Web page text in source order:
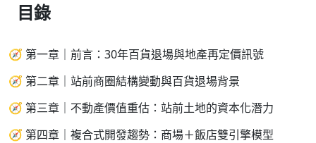
目錄
🧭 第一章｜前言：30年百貨退場與地產再定價訊號
🧭 第二章｜站前商圈結構變動與百貨退場背景
🧭 第三章｜不動產價值重估：站前土地的資本化潛力
🧭 第四章｜複合式開發趨勢：商場＋飯店雙引擎模型